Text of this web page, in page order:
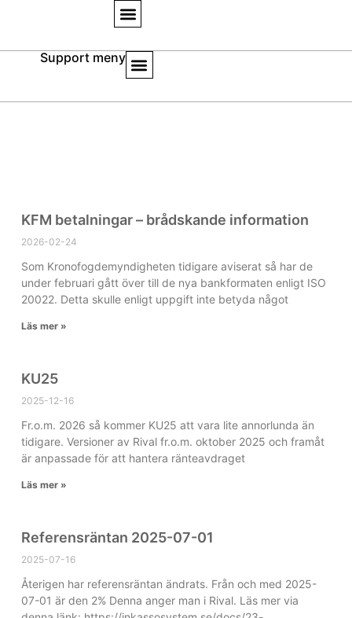
Support meny
KFM betalningar – brådskande information
2026-02-24
Som Kronofogdemyndigheten tidigare aviserat så har de
under februari gått över till de nya bankformaten enligt ISO
20022. Detta skulle enligt uppgift inte betyda något
Läs mer »
KU25
2025-12-16
Fr.o.m. 2026 så kommer KU25 att vara lite annorlunda än
tidigare. Versioner av Rival fr.o.m. oktober 2025 och framåt
är anpassade för att hantera ränteavdraget
Läs mer »
Referensräntan 2025-07-01
2025-07-16
Återigen har referensräntan ändrats. Från och med 2025-
07-01 är den 2% Denna anger man i Rival. Läs mer via